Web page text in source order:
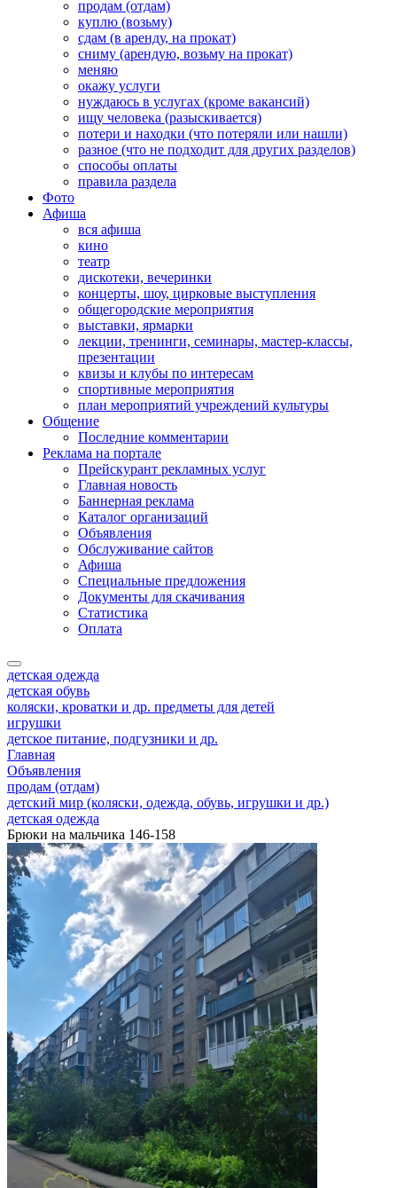
продам (отдам)
куплю (возьму)
сдам (в аренду, на прокат)
сниму (арендую, возьму на прокат)
меняю
окажу услуги
нуждаюсь в услугах (кроме вакансий)
ищу человека (разыскивается)
потери и находки (что потеряли или нашли)
разное (что не подходит для других разделов)
способы оплаты
правила раздела
Фото
Афиша
вся афиша
кино
театр
дискотеки, вечеринки
концерты, шоу, цирковые выступления
общегородские мероприятия
выставки, ярмарки
лекции, тренинги, семинары, мастер-классы,
презентации
квизы и клубы по интересам
спортивные мероприятия
план мероприятий учреждений культуры
Общение
Последние комментарии
Реклама на портале
Прейскурант рекламных услуг
Главная новость
Баннерная реклама
Каталог организаций
Объявления
Обслуживание сайтов
Афиша
Специальные предложения
Документы для скачивания
Статистика
Оплата
детская одежда
детская обувь
коляски, кроватки и др. предметы для детей
игрушки
детское питание, подгузники и др.
Главная
Объявления
продам (отдам)
детский мир (коляски, одежда, обувь, игрушки и др.)
детская одежда
Брюки на мальчика 146-158